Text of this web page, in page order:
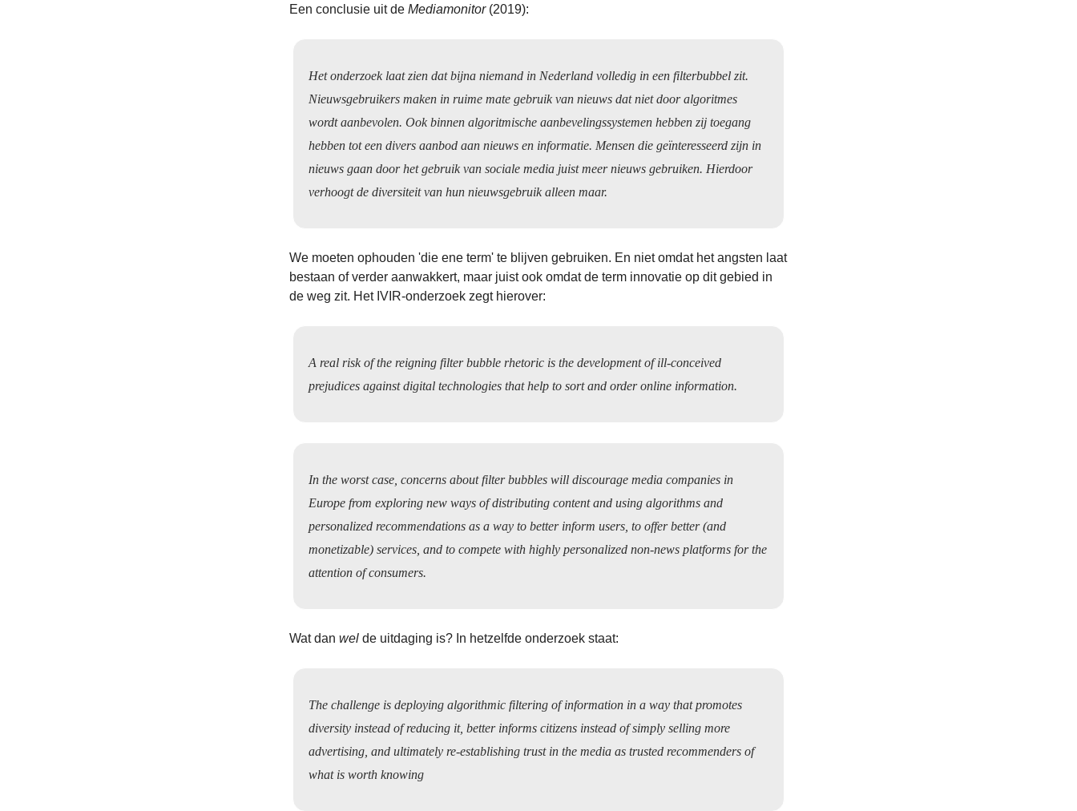
Een conclusie uit de Mediamonitor(2019):
Het onderzoek laat zien dat bijna niemand in Nederland volledig in een filterbubbel zit.
Nieuwsgebruikers maken in ruime mate gebruik van nieuws dat niet door algoritmes
wordt aanbevolen. Ook binnen algoritmische aanbevelingssystemen hebben zij toegang
hebben tot een divers aanbod aan nieuws en informatie. Mensen die geïnteresseerd zijn in
nieuws gaan door het gebruik van sociale media juist meer nieuws gebruiken. Hierdoor
verhoogt de diversiteit van hun nieuwsgebruik alleen maar.
We moeten ophouden 'die ene term' te blijven gebruiken. En niet omdat het angsten laat
bestaan of verder aanwakkert, maar juist ook omdat de term innovatie op dit gebied in
de weg zit. Het IVIR-onderzoek zegt hierover:
A real risk of the reigning filter bubble rhetoric is the development of ill-conceived
prejudices against digital technologies that help to sort and order online information.
In the worst case, concerns about filter bubbles will discourage media companies in
Europe from exploring new ways of distributing content and using algorithms and
personalized recommendations as a way to better inform users, to offer better (and
monetizable) services, and to compete with highly personalized non-news platforms for the
attention of consumers.
Wat dan wel de uitdaging is? In hetzelfde onderzoek staat:
The challenge is deploying algorithmic filtering of information in a way that promotes
diversity instead of reducing it, better informs citizens instead of simply selling more
advertising, and ultimately re-establishing trust in the media as trusted recommenders of
what is worth knowing